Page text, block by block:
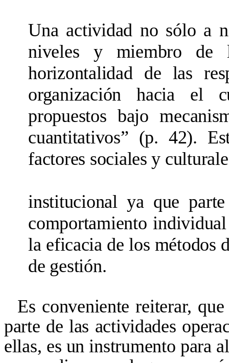
Una actividad no sólo a
niveles y miembro de
horizontalidad de las
organización hacia el
propuestos bajo
cuantitativos” (p. 42).
factores sociales y
institucional ya que
comportamiento
la eficacia de los métodos
de gestión.
Es conveniente reiterar,
parte de las actividades
ellas, es un instrumento para